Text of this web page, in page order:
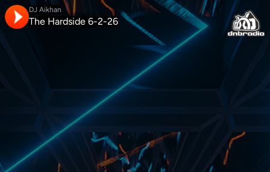
DJ Aikhan
The Hardside 6-2-26